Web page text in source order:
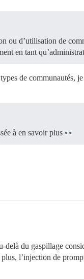
ou d’utilisation de
en tant
de communautés,
à en savoir plus
du gaspillage
l’injection de